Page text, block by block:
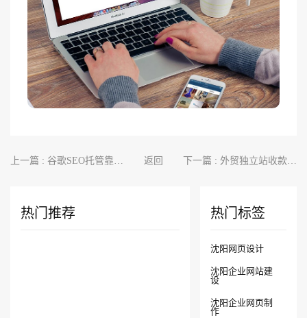
上一篇 : 谷歌SEO托管靠谱
返回
下一篇 : 外贸独立站收款方
热门推荐 热门标签
沈阳网页设计
沈阳企业网站建
设
沈阳企业网页制
作